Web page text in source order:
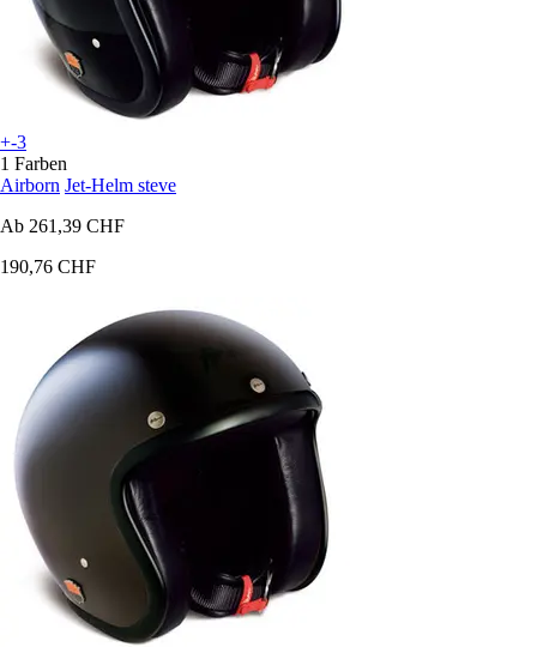
+-3
1 Farben
Airborn Jet-Helm steve
Ab 261,39 CHF
190,76 CHF